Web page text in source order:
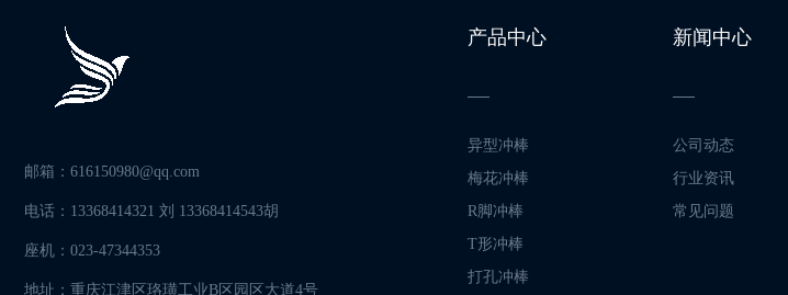
邮箱：616150980@qq.com
电话：13368414321 刘 13368414543胡
座机：023-47344353
地址：重庆江津区珞璜工业B区园区大道4号
产品中心
异型冲棒
梅花冲棒
R脚冲棒
T形冲棒
打孔冲棒
新闻中心
公司动态
行业资讯
常见问题